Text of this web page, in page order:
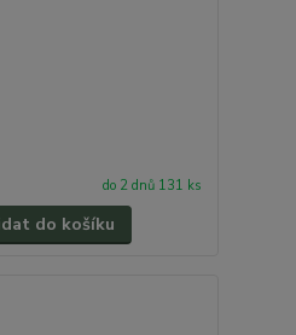
do 2 dnů 131 ks
do košíku